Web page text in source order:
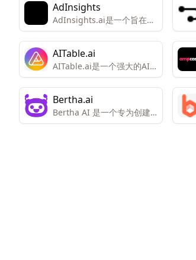
AdInsights
AdInsights.ai是一个旨在帮
助企业在数字营销和销售方
面实现增长和效率的平台。
AITable.ai
AITable.ai是一个强大的AI
驱动的数据组织和自动化工
具，旨在通过其视觉界面和
集成能力简化个人和企业的
CRM、项目管理和生产力需
求。
Bertha.ai
Bertha AI 是一个专为创建
销售文案而设计的人工智能